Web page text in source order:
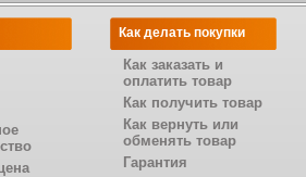
Как делать покупки
Как заказать и
оплатить товар
Как получить товар
Как вернуть или
обменять товар
Гарантия